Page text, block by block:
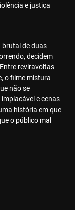
e justiça
brutal de duas
decidem
reviravoltas
o filme mistura
não se
e cenas
história em que
o público mal